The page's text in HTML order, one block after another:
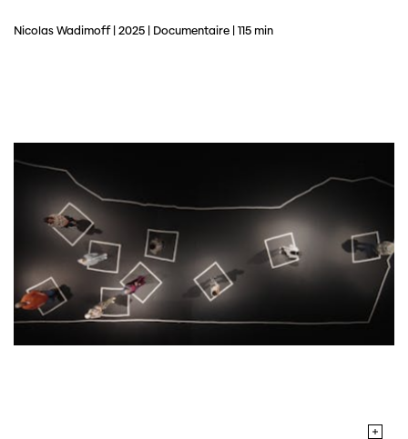
Nicolas Wadimoff | 2025 | Documentaire | 115 min